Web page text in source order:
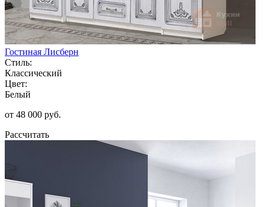
Гостиная Лисберн
Стиль:
Классический
Цвет:
Белый
от 48 000 руб.
Рассчитать